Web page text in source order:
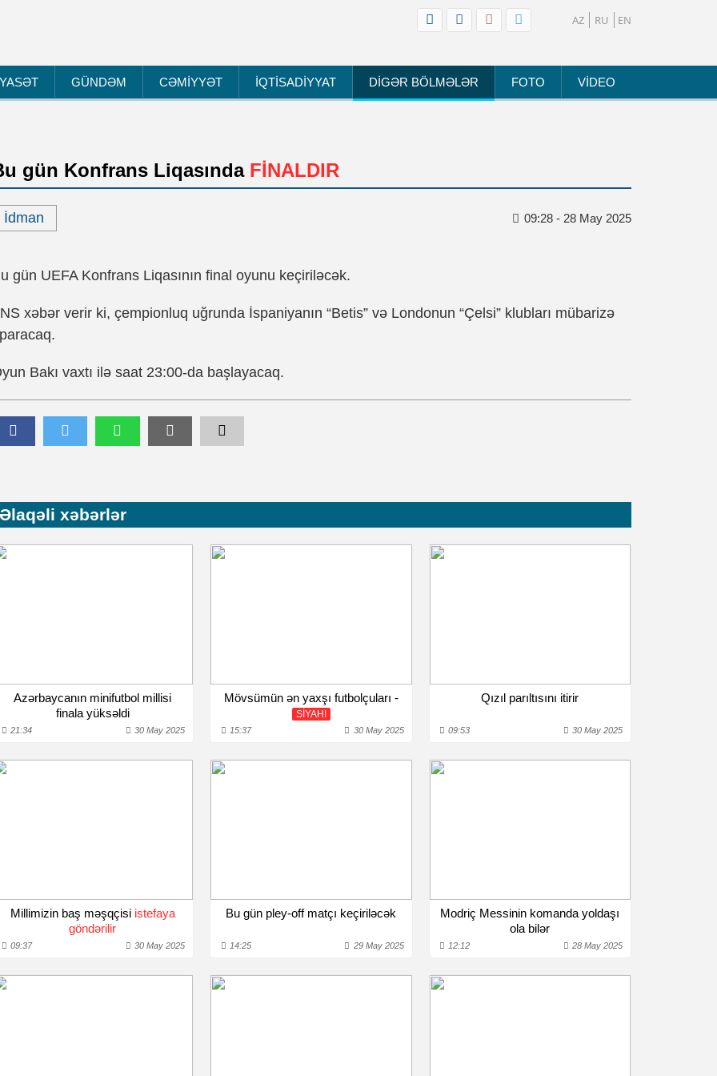
AZ RU EN
GÜNDƏM CƏMİYYƏT İQTİSADİYYAT DİGƏR BÖLMƏLƏR FOTO VİDEO
gün Konfrans Liqasında FİNALDIR
İdman 09:28 - 28 May 2025
gün UEFA Konfrans Liqasının final oyunu keçiriləcək.
xəbər verir ki, çempionluq uğrunda İspaniyanın “Betis” və Londonun “Çelsi” klubları mübarizə
Bakı vaxtı ilə saat 23:00-da başlayacaq.
Əlaqəli xəbərlər
Azərbaycanın minifutbol millisi
finala yüksəldi
21:34 30 May 2025
Mövsümün ən yaxşı futbolçuları -
SİYAHI
15:37 30 May 2025
Qızıl parıltısını itirir
09:53 30 May 2025
Millimizin baş məşqçisi istefaya
göndərilir
09:37 30 May 2025
Bu gün pley-off matçı keçiriləcək
14:25 29 May 2025
Modriç Messinin komanda yoldaşı
ola bilər
12:12 28 May 2025